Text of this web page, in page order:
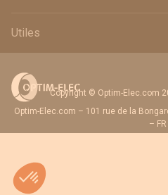
Utiles
Copyright © Optim-Elec.com
Optim-Elec.com – 101 rue de la
– FR